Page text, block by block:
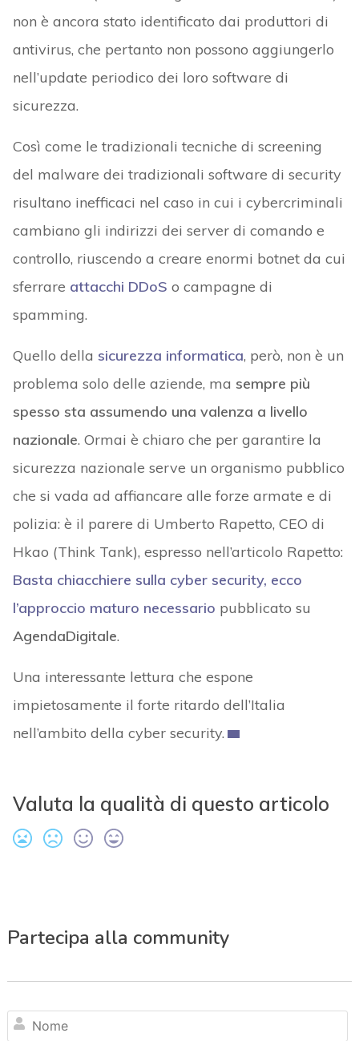
non è ancora stato identificato dai produttori di
antivirus, che pertanto non possono aggiungerlo
nell’update periodico dei loro software di
sicurezza.
Così come le tradizionali tecniche di screening
del malware dei tradizionali software di security
risultano inefficaci nel caso in cui i cybercriminali
cambiano gli indirizzi dei server di comando e
controllo, riuscendo a creare enormi botnet da cui
sferrare attacchi DDoS o campagne di
spamming.
Quello della sicurezza informatica, però, non è un
problema solo delle aziende, ma sempre più
spesso sta assumendo una valenza a livello
nazionale. Ormai è chiaro che per garantire la
sicurezza nazionale serve un organismo pubblico
che si vada ad affiancare alle forze armate e di
polizia: è il parere di Umberto Rapetto, CEO di
Hkao (Think Tank), espresso nell’articolo Rapetto:
Basta chiacchiere sulla cyber security, ecco
l’approccio maturo necessario pubblicato su
AgendaDigitale.
Una interessante lettura che espone
impietosamente il forte ritardo dell’Italia
nell’ambito della cyber security.
Valuta la qualità di questo articolo
Partecipa alla community